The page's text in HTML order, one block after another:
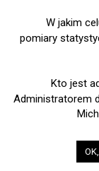
W jakim
pomiary
Kto jest
Administratorem